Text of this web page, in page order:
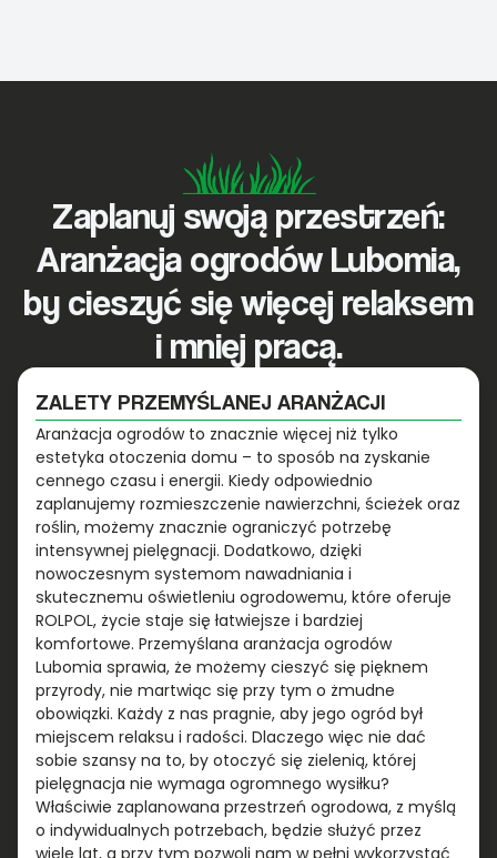
Zaplanuj swoją przestrzeń:
Aranżacja ogrodów Lubomia,
by cieszyć się więcej relaksem
i mniej pracą.
ZALETY PRZEMYŚLANEJ ARANŻACJI
Aranżacja ogrodów to znacznie więcej niż tylko
estetyka otoczenia domu – to sposób na zyskanie
cennego czasu i energii. Kiedy odpowiednio
zaplanujemy rozmieszczenie nawierzchni, ścieżek oraz
roślin, możemy znacznie ograniczyć potrzebę
intensywnej pielęgnacji. Dodatkowo, dzięki
nowoczesnym systemom nawadniania i
skutecznemu oświetleniu ogrodowemu, które oferuje
ROLPOL, życie staje się łatwiejsze i bardziej
komfortowe. Przemyślana aranżacja ogrodów
Lubomia sprawia, że możemy cieszyć się pięknem
przyrody, nie martwiąc się przy tym o żmudne
obowiązki. Każdy z nas pragnie, aby jego ogród był
miejscem relaksu i radości. Dlaczego więc nie dać
sobie szansy na to, by otoczyć się zielenią, której
pielęgnacja nie wymaga ogromnego wysiłku?
Właściwie zaplanowana przestrzeń ogrodowa, z myślą
o indywidualnych potrzebach, będzie służyć przez